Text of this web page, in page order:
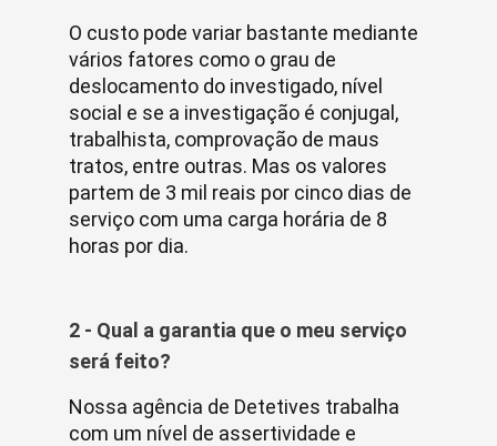
O custo pode variar bastante mediante
vários fatores como o grau de
deslocamento do investigado, nível
social e se a investigação é conjugal,
trabalhista, comprovação de maus
tratos, entre outras. Mas os valores
partem de 3 mil reais por cinco dias de
serviço com uma carga horária de 8
horas por dia.
2 - Qual a garantia que o meu serviço
será feito?
Nossa agência de Detetives trabalha
com um nível de assertividade e